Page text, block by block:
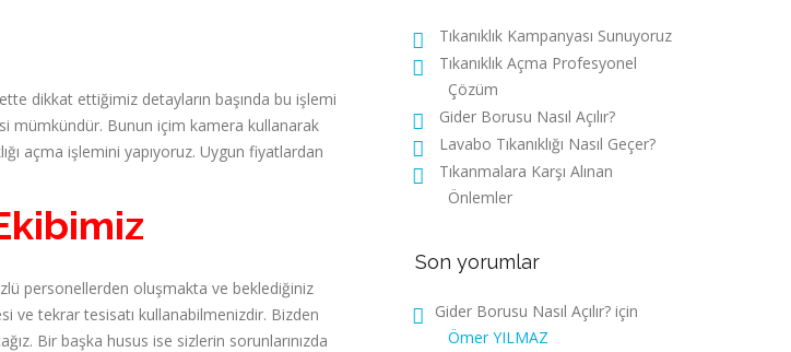
dikkat ettiğimiz detayların başında bu işlemi
mümkündür. Bunun içim kamera kullanarak
açma işlemini yapıyoruz. Uygun fiyatlardan
personellerden oluşmakta ve beklediğiniz
ve tekrar tesisatı kullanabilmenizdir. Bizden
Bir başka husus ise sizlerin sorunlarınızda
Tıkanıklık Kampanyası Sunuyoruz
Tıkanıklık Açma Profesyonel
Çözüm
Gider Borusu Nasıl Açılır?
Lavabo Tıkanıklığı Nasıl Geçer?
Tıkanmalara Karşı Alınan
Önlemler
Son yorumlar
Gider Borusu Nasıl Açılır? için
Ömer YILMAZ